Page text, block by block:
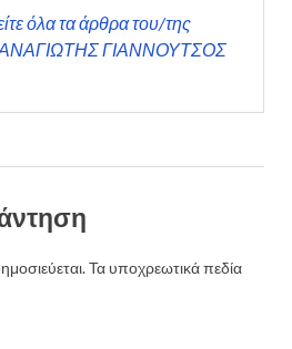
όλα τα άρθρα του/της
ΓΙΑΝΝΟΥΤΣΟΣ
Τα υποχρεωτικά πεδία